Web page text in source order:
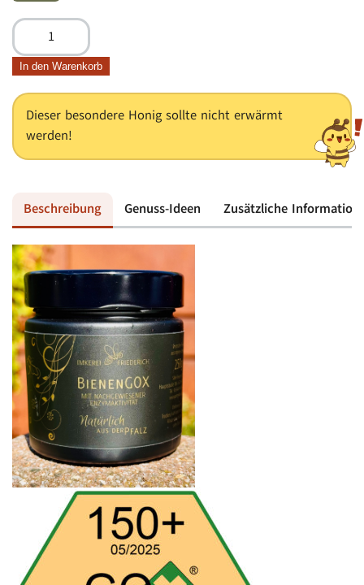
BienenGOX,
250g
Menge
In den Warenkorb
Dieser besondere Honig sollte nicht erwärmt
werden!
Beschreibung Genuss-Ideen Zusätzliche